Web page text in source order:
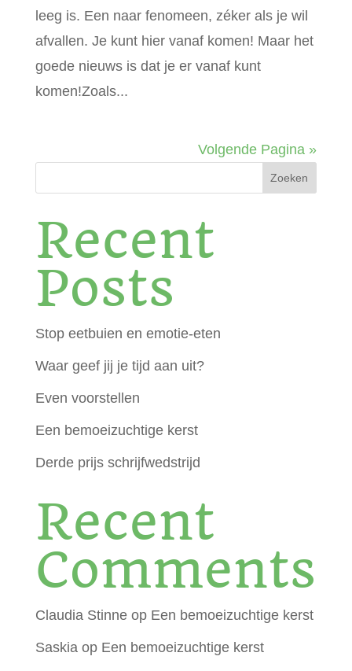
leeg is. Een naar fenomeen, zéker als je wil
afvallen. Je kunt hier vanaf komen! Maar het
goede nieuws is dat je er vanaf kunt
komen!Zoals...
Volgende Pagina »
Zoeken
Recent
Posts
Stop eetbuien en emotie-eten
Waar geef jij je tijd aan uit?
Even voorstellen
Een bemoeizuchtige kerst
Derde prijs schrijfwedstrijd
Recent
Comments
Claudia Stinneop Een bemoeizuchtige kerst
Saskiaop Een bemoeizuchtige kerst